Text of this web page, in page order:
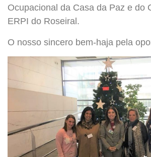
Ocupacional da Casa da Paz e do
ERPI do Roseiral.
O nosso sincero bem-haja pela